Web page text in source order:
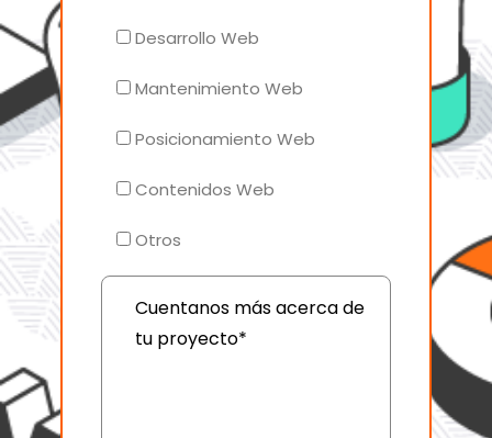
Desarrollo Web
Mantenimiento Web
Posicionamiento Web
Contenidos Web
Otros